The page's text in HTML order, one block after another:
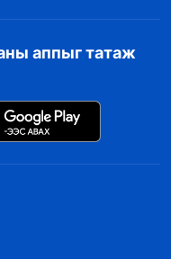
аппыг татаж